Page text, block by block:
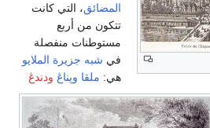
المضائق، التي كانت
تتكون من أربع
مستوطنات منفصلة
في شبه جزيرة الملايو
هي: ملقا وپناڠ ودندڠ